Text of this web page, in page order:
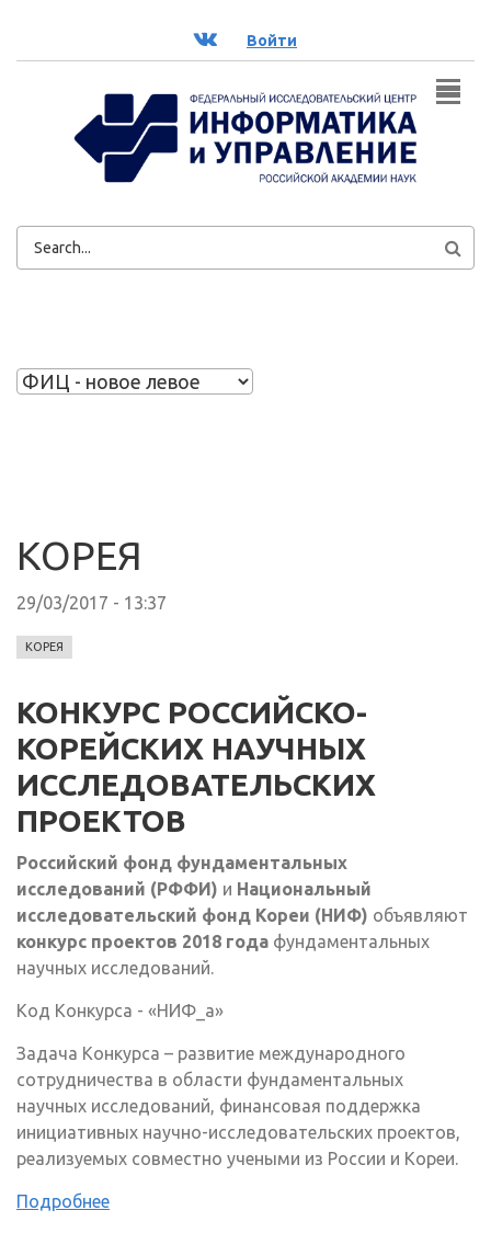
ВК Войти
ФОРМА
КОРЕЯ
29/03/2017 - 13:37
КОРЕЯ
КОНКУРС РОССИЙСКО-
КОРЕЙСКИХ НАУЧНЫХ
ИССЛЕДОВАТЕЛЬСКИХ
ПРОЕКТОВ
Российский фонд фундаментальных
исследований (РФФИ) и Национальный
исследовательский фонд Кореи (НИФ) объявляют
конкурс проектов 2018 года фундаментальных
научных исследований.
Код Конкурса - «НИФ_а»
Задача Конкурса – развитие международного
сотрудничества в области фундаментальных
научных исследований, финансовая поддержка
инициативных научно-исследовательских проектов,
реализуемых совместно учеными из России и Кореи.
Подробнее